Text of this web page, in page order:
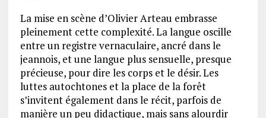
La mise en scène d’Olivier Arteau embrasse
pleinement cette complexité. La langue oscille
entre un registre vernaculaire, ancré dans le
jeannois, et une langue plus sensuelle, presque
précieuse, pour dire les corps et le désir. Les
luttes autochtones et la place de la forêt
s’invitent également dans le récit, parfois de
manière un peu didactique, mais sans alourdir